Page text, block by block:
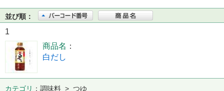
並び順：
1
商品名
白だし
カテゴリ
調味料 > つゆ